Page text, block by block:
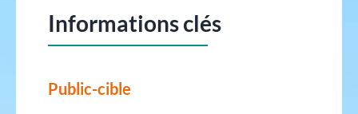
Informations clés
Public-cible